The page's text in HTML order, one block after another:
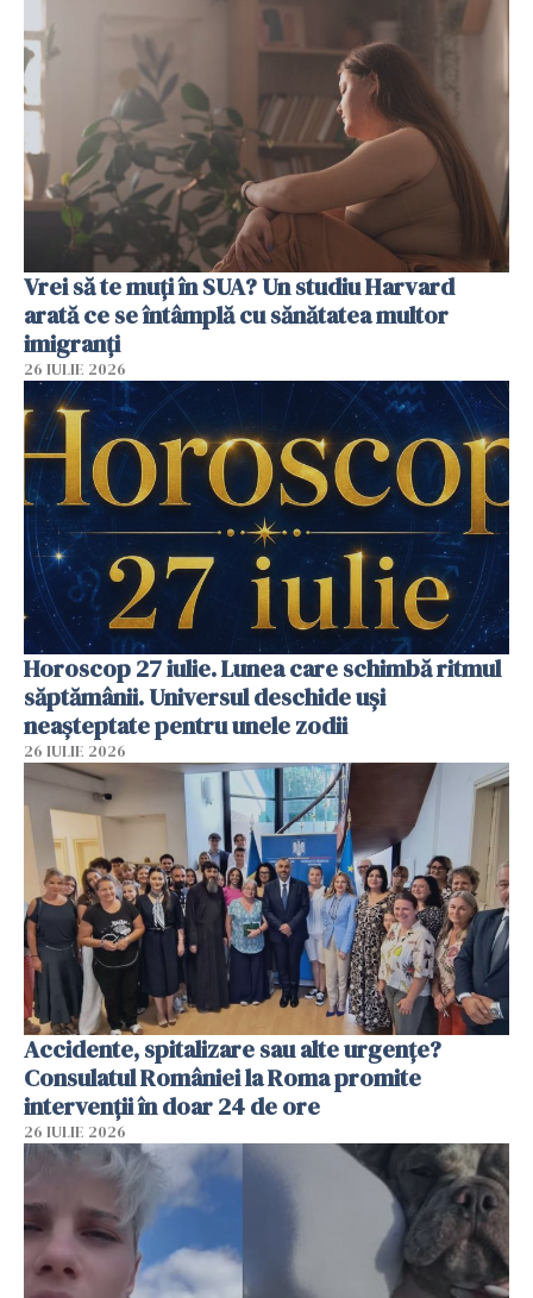
Vrei să te muți în SUA? Un studiu Harvard
arată ce se întâmplă cu sănătatea multor
imigranți
26 IULIE 2026
Horoscop 27 iulie. Lunea care schimbă ritmul
săptămânii. Universul deschide uși
neașteptate pentru unele zodii
26 IULIE 2026
Accidente, spitalizare sau alte urgențe?
Consulatul României la Roma promite
intervenții în doar 24 de ore
26 IULIE 2026